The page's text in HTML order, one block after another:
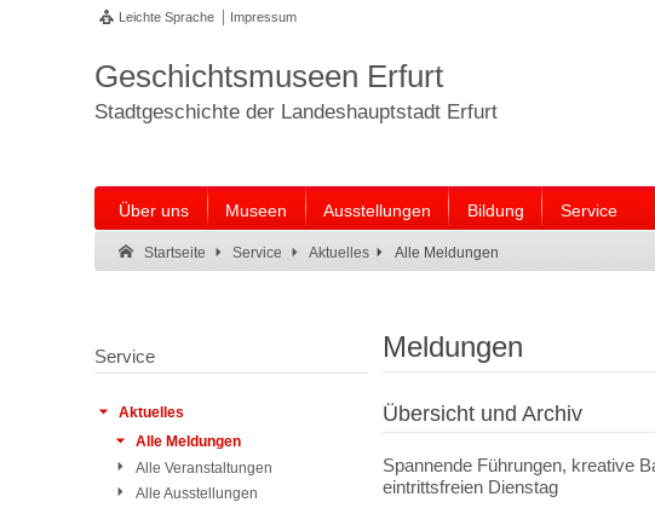
Leichte Sprache Impressum
Geschichtsmuseen Erfurt
Stadtgeschichte der Landeshauptstadt Erfurt
Über uns Museen Ausstellungen Bildung Service
Startseite Service Aktuelles Alle Meldungen
Suche:
Suche Ende.
Meldungen
Übersicht und Archiv
Spannende Führungen, kreative
eintrittsfreien Dienstag
Service
Aktuelles
Alle Meldungen
Alle Veranstaltungen
Alle Ausstellungen